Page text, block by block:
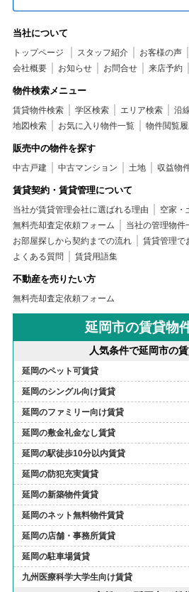
当社について
トップページ スタッフ紹介 お客様の声
会社概要
お知らせ お問合せ 来店予約
物件検索メニュー
賃貸物件検索 学区検索 エリア検索 沿
地図検索
お気に入り物件一覧 物件閲覧
販売中の物件を探す
中古戸建 中古マンション 土地 収益物
賃貸契約・賃貸管理について
当社が賃貸管理会社に選ばれる理由
空家・
無料売却査定依頼フォーム
当社の管理物件
お部屋探しから契約までの流れ
賃貸管理で
よくある質問
賃貸用語集
不動産を売りたい方
無料売却査定依頼フォーム
延岡市の賃貸物
人気条件で延岡市の
延岡のペット可賃貸
延岡のシングル向け賃貸
延岡のファミリー向け賃貸
延岡の敷金礼金なし賃貸
延岡の駅徒歩10分以内賃貸
延岡の防犯充実賃貸
延岡の新築物件賃貸
延岡のネット無料物件賃貸
延岡の店舗・事務所賃貸
延岡の駐車場賃貸
九州医療科学大学生向け賃貸